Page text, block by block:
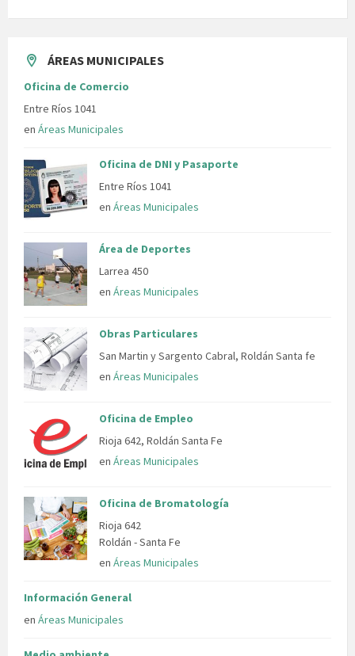
ÁREAS MUNICIPALES
Oficina de Comercio
Entre Ríos 1041
en Áreas Municipales
Oficina de DNI y Pasaporte
Entre Ríos 1041
en Áreas Municipales
Área de Deportes
Larrea 450
en Áreas Municipales
Obras Particulares
San Martin y Sargento Cabral, Roldán Santa fe
en Áreas Municipales
Oficina de Empleo
Rioja 642, Roldán Santa Fe
en Áreas Municipales
Oficina de Bromatología
Rioja 642
Roldán - Santa Fe
en Áreas Municipales
Información General
en Áreas Municipales